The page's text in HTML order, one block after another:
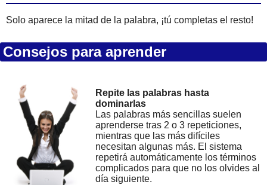
Solo aparece la mitad de la palabra, ¡tú completas el resto!
Consejos para aprender
Repite las palabras hasta
dominarlas
Las palabras más sencillas suelen
aprenderse tras 2 o 3 repeticiones,
mientras que las más difíciles
necesitan algunas más. El sistema
repetirá automáticamente los términos
complicados para que no los olvides al
día siguiente.